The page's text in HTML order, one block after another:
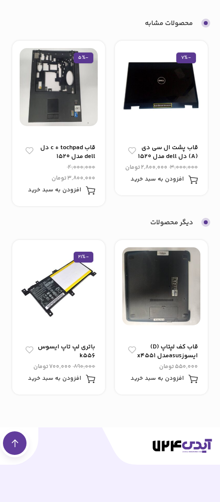
محصولات مشابه
-7%
قاب پشت ال سی دی
(A) دل dell مدل 1520
3,000,000
2,800,000تومان
افزودن به سبد خرید
-5%
قاب c + tochpad دل
dell مدل 1520
4,000,000
3,800,000تومان
افزودن به سبد خرید
دیگر محصولات
قاب کف لپتاپ (D)
ایسوزasusمدل x4551
550,000تومان
افزودن به سبد خرید
-21%
باتری لپ تاپ ایسوس
k556
890,000
700,000تومان
افزودن به سبد خرید